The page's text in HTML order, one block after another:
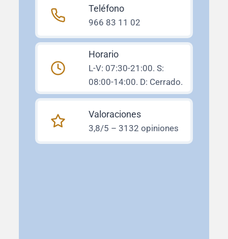
Teléfono
966 83 11 02
Horario
L-V: 07:30-21:00. S:
08:00-14:00. D: Cerrado.
Valoraciones
3,8/5 – 3132 opiniones